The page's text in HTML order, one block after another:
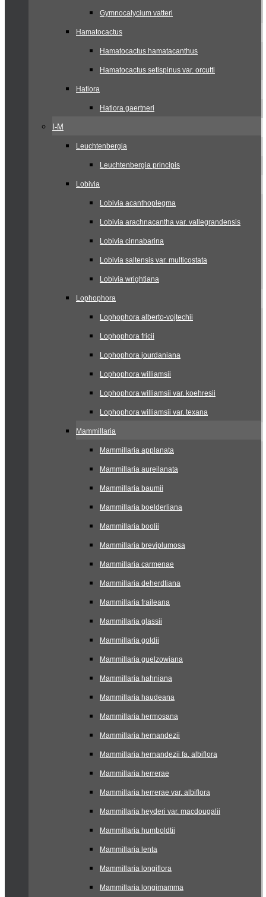
Gymnocalycium vatteri
Hamatocactus
Hamatocactus hamatacanthus
Hamatocactus setispinus var. orcutti
Hatiora
Hatiora gaertneri
I-M
Leuchtenbergia
Leuchtenbergia principis
Lobivia
Lobivia acanthoplegma
Lobivia arachnacantha var. vallegrandensis
Lobivia cinnabarina
Lobivia saltensis var. multicostata
Lobivia wrightiana
Lophophora
Lophophora alberto-vojtechii
Lophophora fricii
Lophophora jourdaniana
Lophophora williamsii
Lophophora williamsii var. koehresii
Lophophora williamsii var. texana
Mammillaria
Mammillaria applanata
Mammillaria aureilanata
Mammillaria baumii
Mammillaria boelderliana
Mammillaria boolii
Mammillaria breviplumosa
Mammillaria carmenae
Mammillaria deherdtiana
Mammillaria fraileana
Mammillaria glassii
Mammillaria goldii
Mammillaria guelzowiana
Mammillaria hahniana
Mammillaria haudeana
Mammillaria hermosana
Mammillaria hernandezii
Mammillaria hernandezii fa. albiflora
Mammillaria herrerae
Mammillaria herrerae var. albiflora
Mammillaria heyderi var. macdougalii
Mammillaria humboldtii
Mammillaria lenta
Mammillaria longiflora
Mammillaria longimamma